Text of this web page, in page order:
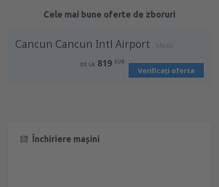
Cele mai bune oferte de zboruri
Cancun Cancun Intl Airport Mexic
DE LA 819 EUR
Verificați oferta
Închiriere mașini